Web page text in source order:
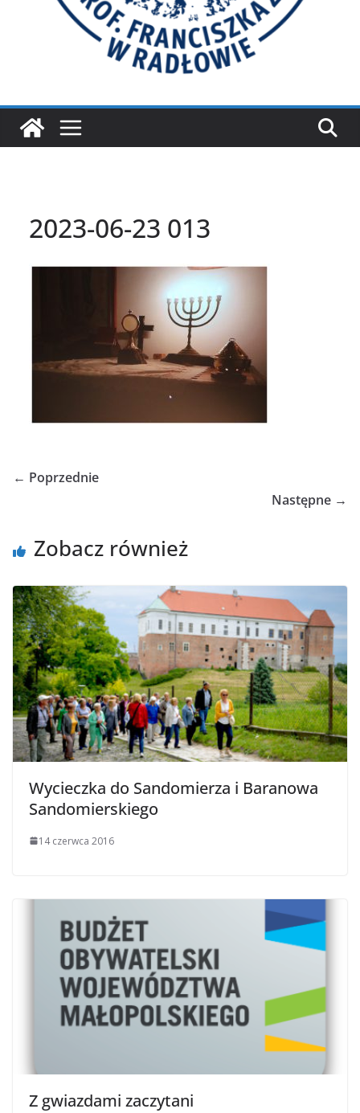
2023-06-23 013
← Poprzednie
Następne →
Zobacz również
Wycieczka do Sandomierza i Baranowa
Sandomierskiego
14 czerwca 2016
Z gwiazdami zaczytani